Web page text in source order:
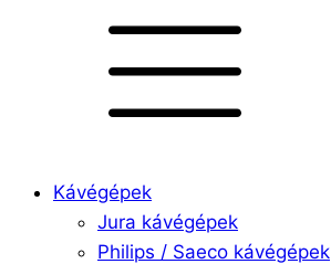
Kávégépek
Jura kávégépek
Philips / Saeco kávégépek